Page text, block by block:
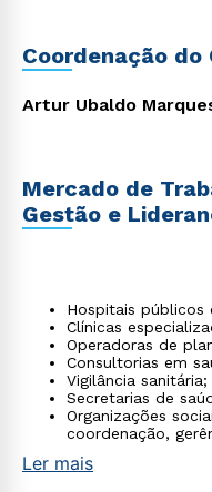
Coordenação do
Artur Ubaldo
Mercado de
Gestão e
Hospitais públicos
Clínicas
Operadoras de
Consultorias em
Vigilância sanitária;
Secretarias de
Organizações
coordenação,
Ler mais